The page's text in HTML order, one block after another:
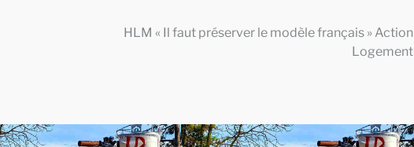
HLM « Il faut préserver le modèle français » Action
Logement